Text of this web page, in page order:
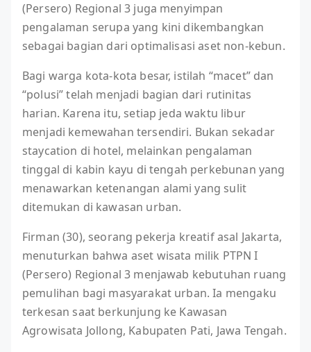
(Persero) Regional 3 juga menyimpan
pengalaman serupa yang kini dikembangkan
sebagai bagian dari optimalisasi aset non-kebun.
Bagi warga kota-kota besar, istilah “macet” dan
“polusi” telah menjadi bagian dari rutinitas
harian. Karena itu, setiap jeda waktu libur
menjadi kemewahan tersendiri. Bukan sekadar
staycation di hotel, melainkan pengalaman
tinggal di kabin kayu di tengah perkebunan yang
menawarkan ketenangan alami yang sulit
ditemukan di kawasan urban.
Firman (30), seorang pekerja kreatif asal Jakarta,
menuturkan bahwa aset wisata milik PTPN I
(Persero) Regional 3 menjawab kebutuhan ruang
pemulihan bagi masyarakat urban. Ia mengaku
terkesan saat berkunjung ke Kawasan
Agrowisata Jollong, Kabupaten Pati, Jawa Tengah.